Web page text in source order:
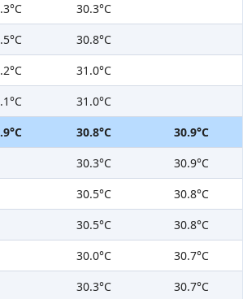
30.3°C
30.8°C
31.0°C
31.0°C
30.8°C
30.9°C
30.3°C
30.9°C
30.5°C
30.8°C
30.5°C
30.8°C
30.0°C
30.7°C
30.3°C
30.7°C